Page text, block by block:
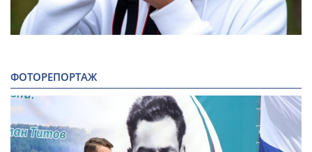
ФОТОРЕПОРТАЖ